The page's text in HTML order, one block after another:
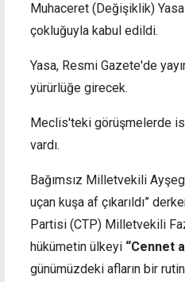
Muhaceret (Değişiklik) Yasa
çokluğuyla kabul edildi.
Yasa, Resmi Gazete'de
yürürlüğe girecek.
Meclis'teki görüşmelerde
vardı.
Bağımsız Milletvekili
uçan kuşa af çıkarıldı”
Partisi (CTP) Milletvekili
hükümetin ülkeyi “Cennet
günümüzdeki afların bir